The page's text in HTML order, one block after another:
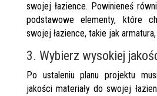
swojej łazience. Powinieneś
podstawowe elementy, które
swojej łazience, takie jak
3. Wybierz wysokiej
Po ustaleniu planu projektu
jakości materiały do ​​swojej